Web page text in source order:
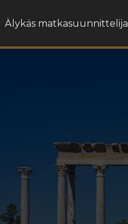
Älykäs matkasuunnittelija